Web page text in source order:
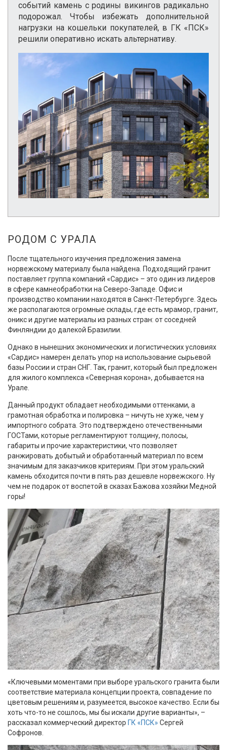
событий камень с родины викингов радикально
подорожал. Чтобы избежать дополнительной
нагрузки на кошельки покупателей, в ГК «ПСК»
решили оперативно искать альтернативу.
РОДОМ С УРАЛА
После тщательного изучения предложения замена
норвежскому материалу была найдена. Подходящий гранит
поставляет группа компаний «Сардис» – это один из лидеров
в сфере камнеобработки на Северо-Западе. Офис и
производство компании находятся в Санкт-Петербурге. Здесь
же располагаются огромные склады, где есть мрамор, гранит,
оникс и другие материалы из разных стран: от соседней
Финляндии до далекой Бразилии.
Однако в нынешних экономических и логистических условиях
«Сардис» намерен делать упор на использование сырьевой
базы России и стран СНГ. Так, гранит, который был предложен
для жилого комплекса «Северная корона», добывается на
Урале.
Данный продукт обладает необходимыми оттенками, а
грамотная обработка и полировка – ничуть не хуже, чем у
импортного собрата. Это подтверждено отечественными
ГОСТами, которые регламентируют толщину, полосы,
габариты и прочие характеристики, что позволяет
ранжировать добытый и обработанный материал по всем
значимым для заказчиков критериям. При этом уральский
камень обходится почти в пять раз дешевле норвежского. Ну
чем не подарок от воспетой в сказах Бажова хозяйки Медной
горы!
«Ключевыми моментами при выборе уральского гранита были
соответствие материала концепции проекта, совпадение по
цветовым решениям и, разумеется, высокое качество. Если бы
хоть что-то не сошлось, мы бы искали другие варианты», –
рассказал коммерческий директор ГК «ПСК» Сергей
Софронов.